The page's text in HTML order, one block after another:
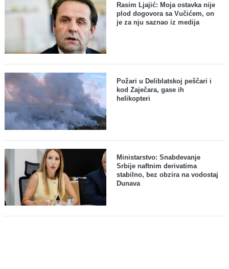
Rasim Ljajić: Moja ostavka nije
plod dogovora sa Vučićem, on
je za nju saznao iz medija
Požari u Deliblatskoj peščari i
kod Zaječara, gase ih
helikopteri
Ministarstvo: Snabdevanje
Srbije naftnim derivatima
stabilno, bez obzira na vodostaj
Dunava